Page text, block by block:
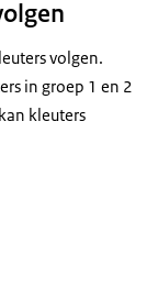
volgen.
in groep 1 en 2
kleuters